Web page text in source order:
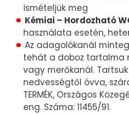
ismételjük meg
Kémiai – Hordozható
használata esetén,
Az adagolókanál
tehát a doboz tartalma
vagy merőkanál.
nedvességtől óvva,
TERMÉK, Országos
eng. Száma: 11455/91.